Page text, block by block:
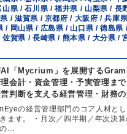
山県 / 石川県 / 福井県 / 山梨県 / 長
/ 滋賀県 / 京都府 / 大阪府 / 兵庫
/ 岡山県 / 広島県 / 山口県 / 徳島県
賀県 / 長崎県 / 熊本県 / 大分県 /
AI「Mycrium」を展開する
理会計・資金管理・予実管理ま
判断を支える経営管理・財務の
の経営管理部門のコア人材と
ます。 ・月次／四半期／年次決
…